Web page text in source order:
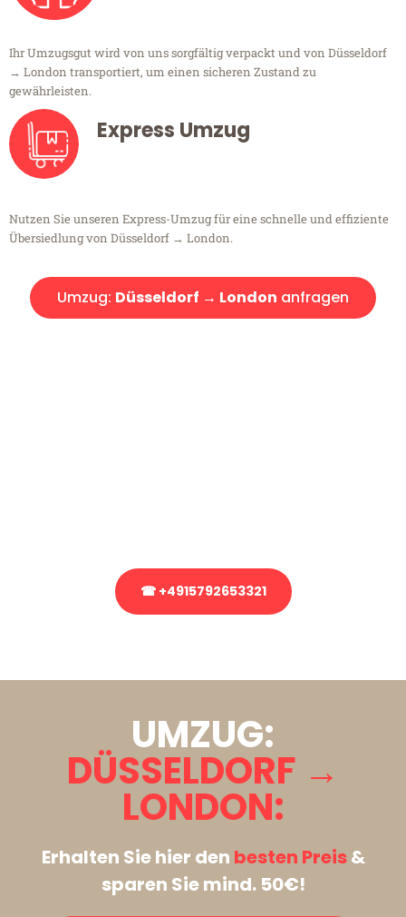
Ihr Umzugsgut wird von uns sorgfältig verpackt und von Düsseldorf
→ London transportiert, um einen sicheren Zustand zu
gewährleisten.
Express Umzug
Nutzen Sie unseren Express-Umzug für eine schnelle und effiziente
Übersiedlung von Düsseldorf → London.
Umzug: Düsseldorf → London anfragen
☎ +4915792653321
UMZUG:
DÜSSELDORF →
LONDON:
Erhalten Sie hier den besten Preis&
sparen Sie mind. 50€!